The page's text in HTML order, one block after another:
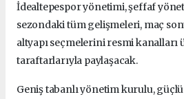
İdealtepespor yönetimi, şeffaf
sezondaki tüm gelişmeleri, maç
altyapı seçmelerini resmi kanalları
taraftarlarıyla paylaşacak.
Geniş tabanlı yönetim kurulu,